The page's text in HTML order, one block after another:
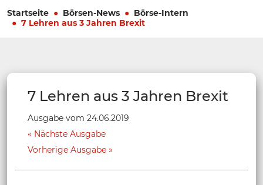
Startseite Börsen-News
Börse-Intern
7 Lehren aus 3 Jahren Brexit
7 Lehren aus 3 Jahren Brexit
Ausgabe vom 24.06.2019
Nächste Ausgabe
Vorherige Ausgabe